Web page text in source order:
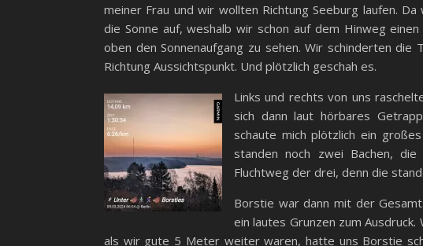
meiner Frau und wir wollten Richtung Seeburg laufen.
die Sonne auf, weshalb wir schon auf dem Hinweg
oben den Sonnenaufgang zu sehen. Wir schinderten
Richtung Aussichtspunkt. Und plötzlich geschah es.
Links und rechts von uns
sich dann laut hörbares
schaute mich plötzlich ein
standen noch zwei Bachen,
Fluchtweg der drei, denn die
Borstie war dann mit der
ein lautes Grunzen zum
als wir gute 5 Meter weiter waren, hatte uns Borstie